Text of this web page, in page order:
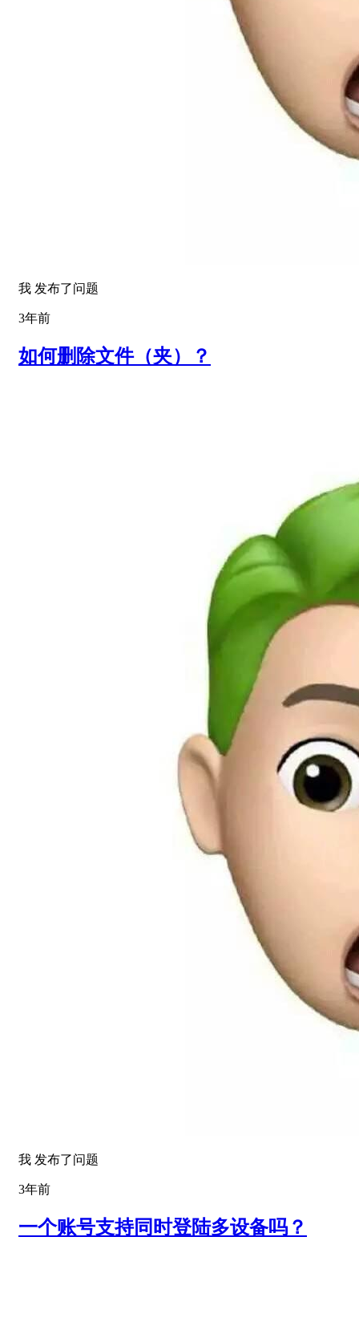
我 发布了问题
3年前
如何删除文件（夹）？
我 发布了问题
3年前
一个账号支持同时登陆多设备吗？